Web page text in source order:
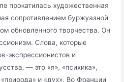
прокатилась художественная
сопротивлением буржуазной
обновленного творчества. Он
Слова, которые
экспрессионистов и
— это «я», «психика»,
«природа» и «дух». Во Франции